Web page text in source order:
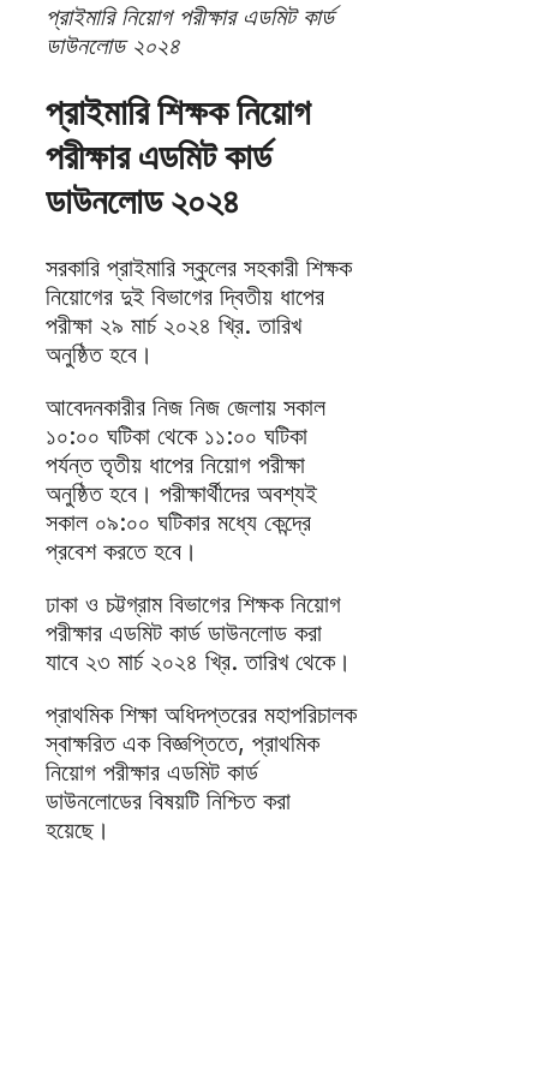
প্রাইমারি নিয়োগ পরীক্ষার এডমিট কার্ড
ডাউনলোড ২০২৪
প্রাইমারি শিক্ষক নিয়োগ
পরীক্ষার এডমিট কার্ড
ডাউনলোড ২০২৪
সরকারি প্রাইমারি স্কুলের সহকারী শিক্ষক
নিয়োগের দুই বিভাগের দ্বিতীয় ধাপের
পরীক্ষা ২৯ মার্চ ২০২৪ খ্রি. তারিখ
অনুষ্ঠিত হবে।
আবেদনকারীর নিজ নিজ জেলায় সকাল
১০:০০ ঘটিকা থেকে ১১:০০ ঘটিকা
পর্যন্ত তৃতীয় ধাপের নিয়োগ পরীক্ষা
অনুষ্ঠিত হবে। পরীক্ষার্থীদের অবশ্যই
সকাল ০৯:০০ ঘটিকার মধ্যে কেন্দ্রে
প্রবেশ করতে হবে।
ঢাকা ও চট্টগ্রাম বিভাগের শিক্ষক নিয়োগ
পরীক্ষার এডমিট কার্ড ডাউনলোড করা
যাবে ২৩ মার্চ ২০২৪ খ্রি. তারিখ থেকে।
প্রাথমিক শিক্ষা অধিদপ্তরের মহাপরিচালক
স্বাক্ষরিত এক বিজ্ঞপ্তিতে, প্রাথমিক
নিয়োগ পরীক্ষার এডমিট কার্ড
ডাউনলোডের বিষয়টি নিশ্চিত করা
হয়েছে।